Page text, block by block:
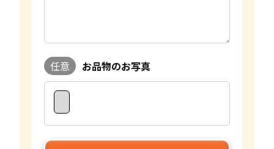
任意 お品物のお写真